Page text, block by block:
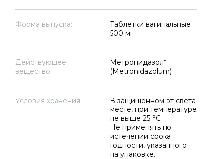
Форма выпуска:
Таблетки вагинальные
500 мг.
Действующее
вещество:
Метронидазол*
(Metronidazolum)
Условия хранения:
В защищенном от света
месте, при температуре
не выше 25 °C
Не применять по
истечении срока
годности, указанного
на упаковке.